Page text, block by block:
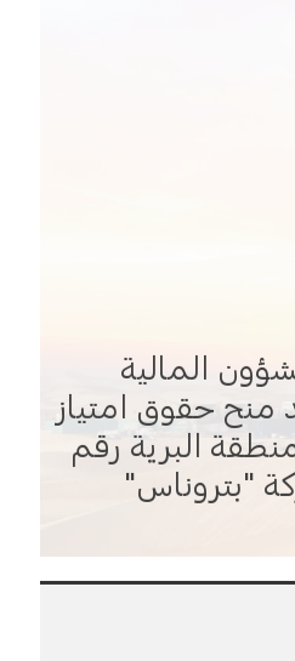
المالية
منح حقوق امتياز
البرية رقم
"بتروناس"